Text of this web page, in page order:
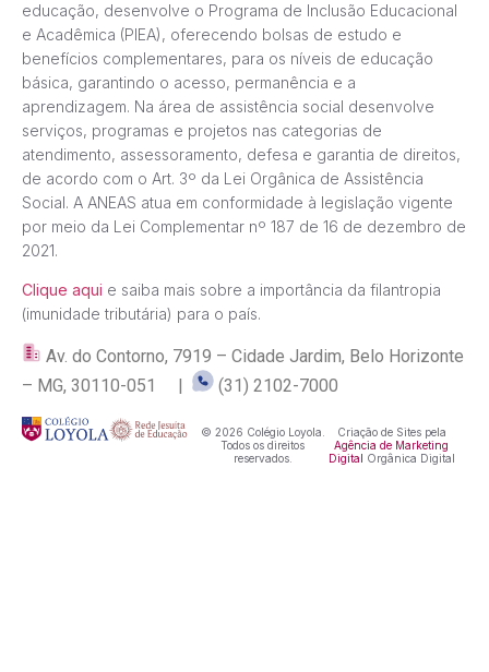
educação, desenvolve o Programa de Inclusão Educacional
e Acadêmica (PIEA), oferecendo bolsas de estudo e
benefícios complementares, para os níveis de educação
básica, garantindo o acesso, permanência e a
aprendizagem. Na área de assistência social desenvolve
serviços, programas e projetos nas categorias de
atendimento, assessoramento, defesa e garantia de direitos,
de acordo com o Art. 3º da Lei Orgânica de Assistência
Social. A ANEAS atua em conformidade à legislação vigente
por meio da Lei Complementar nº 187 de 16 de dezembro de
2021.
Clique aqui e saiba mais sobre a importância da filantropia
(imunidade tributária) para o país.
Av. do Contorno, 7919 – Cidade Jardim, Belo Horizonte
– MG, 30110-051 |
(31) 2102-7000
© 2026 Colégio Loyola.
Todos os direitos
reservados.
Criação de Sites pela
Agência de Marketing
Digital
Orgânica Digital